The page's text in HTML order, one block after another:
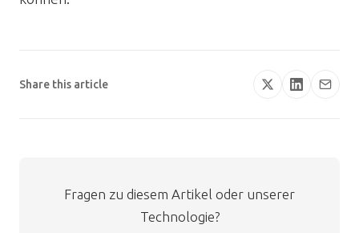
Share this article
Fragen zu diesem Artikel oder unserer
Technologie?